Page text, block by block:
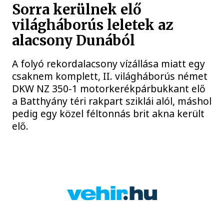
Sorra kerülnek elő
világháborús leletek az
alacsony Dunából
A folyó rekordalacsony vízállása miatt egy
csaknem komplett, II. világháborús német
DKW NZ 350-1 motorkerékpárbukkant elő
a Batthyány téri rakpart sziklái alól, máshol
pedig egy közel féltonnás brit akna került
elő.